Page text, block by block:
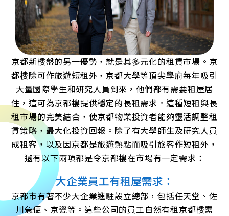
京都新樓盤的另一優勢，就是其多元化的租賃市場。京
都樓除可作旅遊短租外，京都大學等頂尖學府每年吸引
大量國際學生和研究人員到來，他們都有需要租屋居
住，這可為京都樓提供穩定的長租需求。這種短租與長
租市場的完美結合，使京都物業投資者能夠靈活調整租
賃策略，最大化投資回報。除了有大學師生及研究人員
成租客，以及因京都是旅遊熱點而吸引旅客作短租外，
還有以下兩項都是令京都樓在市場有一定需求：
大企業員工有租屋需求：
京都市有著不少大企業進駐設立總部，包括任天堂、佐
川急便、京瓷等。這些公司的員工自然有租京都樓需